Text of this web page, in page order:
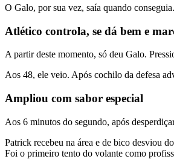
O Galo, por sua vez, saía quando
Atlético controla, se dá bem e
A partir deste momento, só deu Galo.
Aos 48, ele veio. Após cochilo da defesa
Ampliou com sabor especial
Aos 6 minutos do segundo, após
Patrick recebeu na área e de bico desviou
Foi o primeiro tento do volante como